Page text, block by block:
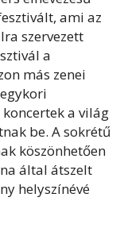
ami az
szervezett
a
más zenei
a világ
be. A sokrétű
köszönhetően
által átszelt
helyszínévé